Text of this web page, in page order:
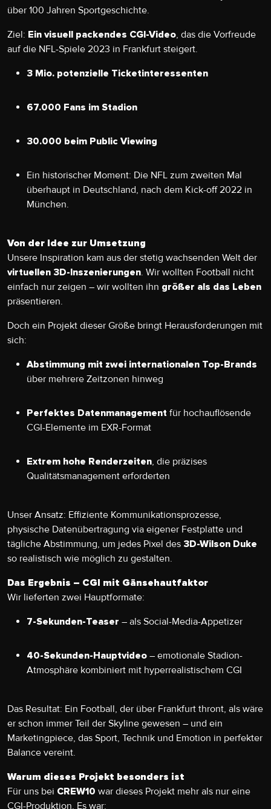
über 100 Jahren Sportgeschichte.
Ziel: Ein visuell packendes CGI-Video, das die Vorfreude
auf die NFL-Spiele 2023 in Frankfurt steigert.
3 Mio. potenzielle Ticketinteressenten
67.000 Fans im Stadion
30.000 beim Public Viewing
Ein historischer Moment: Die NFL zum zweiten Mal
überhaupt in Deutschland, nach dem Kick-off 2022 in
München.
Von der Idee zur Umsetzung
Unsere Inspiration kam aus der stetig wachsenden Welt der
virtuellen 3D-Inszenierungen. Wir wollten Football nicht
einfach nur zeigen – wir wollten ihn größer als das Leben
präsentieren.
Doch ein Projekt dieser Größe bringt Herausforderungen mit
sich:
Abstimmung mit zwei internationalen Top-Brands
über mehrere Zeitzonen hinweg
Perfektes Datenmanagement für hochauflösende
CGI-Elemente im EXR-Format
Extrem hohe Renderzeiten, die präzises
Qualitätsmanagement erforderten
Unser Ansatz: Effiziente Kommunikationsprozesse,
physische Datenübertragung via eigener Festplatte und
tägliche Abstimmung, um jedes Pixel des 3D-Wilson Duke
so realistisch wie möglich zu gestalten.
Das Ergebnis – CGI mit Gänsehautfaktor
Wir lieferten zwei Hauptformate:
7-Sekunden-Teaser – als Social-Media-Appetizer
40-Sekunden-Hauptvideo – emotionale Stadion-
Atmosphäre kombiniert mit hyperrealistischem CGI
Das Resultat: Ein Football, der über Frankfurt thront, als wäre
er schon immer Teil der Skyline gewesen – und ein
Marketingpiece, das Sport, Technik und Emotion in perfekter
Balance vereint.
Warum dieses Projekt besonders ist
Für uns bei CREW10 war dieses Projekt mehr als nur eine
CGI-Produktion. Es war: